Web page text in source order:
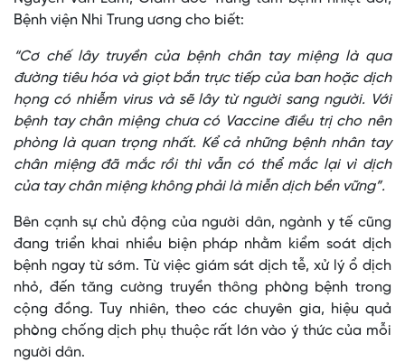
Bệnh viện Nhi Trung ương cho biết:
“Cơ chế lây truyền của bệnh chân tay miệng là qua
đường tiêu hóa và giọt bắn trực tiếp của ban hoặc dịch
họng có nhiễm virus và sẽ lây từ người sang người. Với
bệnh tay chân miệng chưa có Vaccine điều trị cho nên
phòng là quan trọng nhất. Kể cả những bệnh nhân tay
chân miệng đã mắc rồi thì vẫn có thể mắc lại vì dịch
của tay chân miệng không phải là miễn dịch bền vững”.
Bên cạnh sự chủ động của người dân, ngành y tế cũng
đang triển khai nhiều biện pháp nhằm kiểm soát dịch
bệnh ngay từ sớm. Từ việc giám sát dịch tễ, xử lý ổ dịch
nhỏ, đến tăng cường truyền thông phòng bệnh trong
cộng đồng. Tuy nhiên, theo các chuyên gia, hiệu quả
phòng chống dịch phụ thuộc rất lớn vào ý thức của mỗi
người dân.